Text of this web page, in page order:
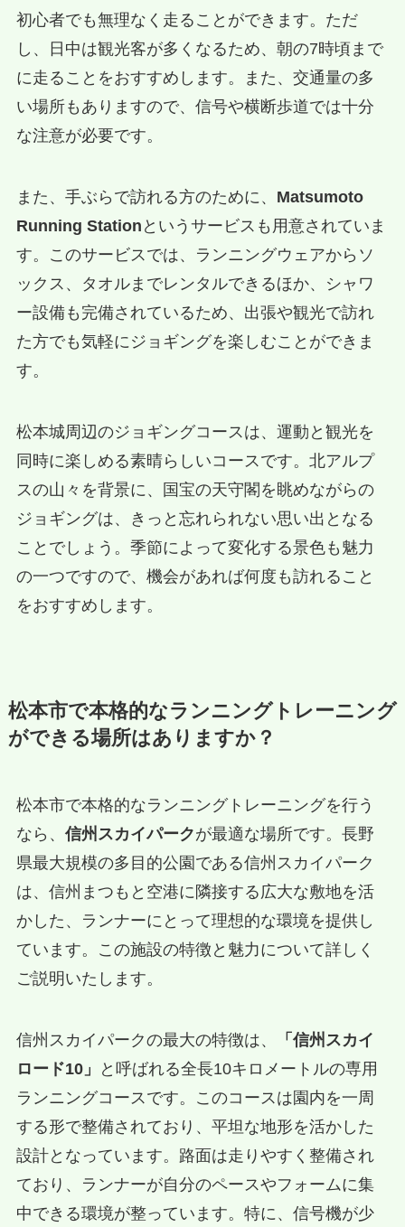
初心者でも無理なく走ることができます。ただ
し、日中は観光客が多くなるため、朝の7時頃まで
に走ることをおすすめします。また、交通量の多
い場所もありますので、信号や横断歩道では十分
な注意が必要です。
また、手ぶらで訪れる方のために、 Matsumoto
Running Station というサービスも用意されていま
す。このサービスでは、ランニングウェアからソ
ックス、タオルまでレンタルできるほか、シャワ
ー設備も完備されているため、出張や観光で訪れ
た方でも気軽にジョギングを楽しむことができま
す。
松本城周辺のジョギングコースは、運動と観光を
同時に楽しめる素晴らしいコースです。北アルプ
スの山々を背景に、国宝の天守閣を眺めながらの
ジョギングは、きっと忘れられない思い出となる
ことでしょう。季節によって変化する景色も魅力
の一つですので、機会があれば何度も訪れること
をおすすめします。
松本市で本格的なランニングトレーニング
ができる場所はありますか？
松本市で本格的なランニングトレーニングを行う
なら、 信州スカイパークが最適な場所です。長野
県最大規模の多目的公園である信州スカイパーク
は、信州まつもと空港に隣接する広大な敷地を活
かした、ランナーにとって理想的な環境を提供し
ています。この施設の特徴と魅力について詳しく
ご説明いたします。
信州スカイパークの最大の特徴は、
「信州スカイ
ロード10」
と呼ばれる全長10キロメートルの専用
ランニングコースです。このコースは園内を一周
する形で整備されており、平坦な地形を活かした
設計となっています。路面は走りやすく整備され
ており、ランナーが自分のペースやフォームに集
中できる環境が整っています。特に、信号機が少